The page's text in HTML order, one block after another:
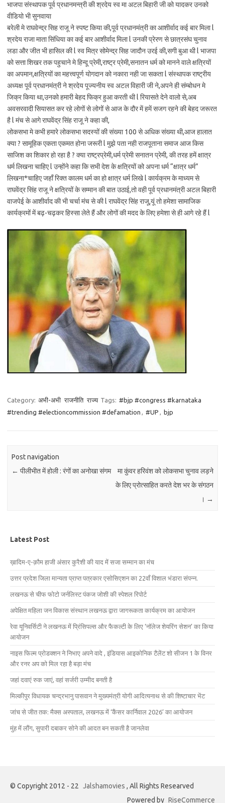
भाजपा संस्थापक पूर्व प्रधानमन्त्री की श्रदेय स्व मा अटल बिहारी जी को यादकर उनको
वीडियो भी सुनवाया
बरेली मे राघवेन्द्र सिह राजू ने स्पष्ट किया की,पूर्व प्रधानमंत्री का आशीर्वाद कई बार मिला l
श्रदेय राजा माता सिंधिया का कई बार आशीर्वाद मिला l उनकी प्रेरण से छात्रसंघ चुनाव
लडा और जीत भी हासिल की l स्व मित्र सोमेन्द्र सिह जादौन उरई की,सगी बुआ थी l भाजपा
को सत्ता शिखर तक पहुचाने मे हिन्दू प्रेमी,राष्ट्र प्रेमी,सनातन धर्म को मानने वाले क्षत्रियों
का अपमान,क्षत्रियों का महत्त्वपूर्ण योगदान को नकारा नही जा सकता l संस्थापक राष्ट्रीय
अध्यक्ष पूर्व प्रधानमंत्री ने श्रदेय पूज्यनीय स्व अटल विहारी जी ने,अपने ही संम्बोधन मे
जिक्र किया था,उनको हमारी बेहद फिक्र हुआ करती थी l रियासते देने वालो से,अब
अवसरवादी सियासत कर रहे लोगों से लोगों से आज के दौर में हमें सजग रहने की बेहद जरूरत
है l मंच से आगे राघवेंद्र सिंह राजू ने कहा की,
लोकसभा मे कभी हमारे लोकसभा सदस्यों की संख्या 100 से अधिक संख्या थी,आज हालात
क्या ? सामूहिक एकता एकमत होना जरूरी l मुझे पता नही राजपूताना समाज आज किस
साजिश का शिकार हो रहा है ? क्या राष्ट्रप्रेमी,धर्म प्रेमी सनातन प्रेमी, की तरह हमें क्षात्र
धर्म लिखना चाहिए l उन्होंने कहा कि सभी देश के क्षत्रियों को अपना धर्म “क्षात्र धर्म”
लिखना*चाहिए जहाँ रिक्त कालम धर्म का हो क्षात्र धर्म लिखे l कार्यक्रम के माध्यम से
राघवेंद्र सिंह राजू ने क्षत्रियों के सम्मान की बात उठाई,तो वही पूर्व प्रधानमंत्री अटल बिहारी
वाजपेई के आशीर्वाद की भी चर्चा मंच से की l राघवेंद्र सिंह राजू,यूं तो हमेशा सामाजिक
कार्यक्रमों में बढ़-चढ़कर हिस्सा लेते हैं और लोगों की मदद के लिए हमेशा से ही आगे रहे हैं l
Category: अभी-अभी राजनीति राज्य Tags: #bjp #congress #karnataka
#trending #electioncommission #defamation
#UP bjp
Post navigation
← पीलीभीत में होली : रंगों का अनोखा संगम
मा कुंवर हरिवंश को लोकसभा चुनाव लड़ने
के लिए प्रोत्साहित करते देश भर के संगठन
। →
Latest Post
ख़ादिम-ए-क़ौम हाजी अंसार कुरैशी की याद में सजा सम्मान का मंच
उत्तर प्रदेश जिला मान्यता प्राप्त पत्रकार एसोसिएशन का 22वाँ विशाल भंडारा संपन्न.
लखनऊ से चीफ फोटो जर्नलिस्ट पंकज जोशी की स्पेशल रिपोर्ट
अपेक्षित महिला जन विकास संस्थान लखनऊ द्वारा जागरूकता कार्यक्रम का आयोजन
रेवा यूनिवर्सिटी ने लखनऊ में प्रिंसिपल्स और फैकल्टी के लिए ‘नॉलेज शेयरिंग सेशन’ का किया
आयोजन
नाइस फिल्म प्रोडक्शन ने निभाए अपने वादे , इंडियास आइकोनिक टैलेंट शो सीजन 1 के विनर
और रनर अप को मिल रहा है बड़ा मंच
जहां दवाएं रुक जाएं, वहां सर्जरी उम्मीद बनती है
मिल्कीपुर विधायक चन्द्रभानु पासवान ने मुख्यमंत्री योगी आदित्यनाथ से की शिष्टाचार भेंट
जांच से जीत तक: मैक्स अस्पताल, लखनऊ में ‘कैंसर कार्निवाल 2026’ का आयोजन
मुंह में लौंग, सुपारी दबाकर सोने की आदत बन सकती है जानलेवा
© Copyright 2012 - 22 Jalshamovies , All Rights Researved
Powered by RiseCommerce